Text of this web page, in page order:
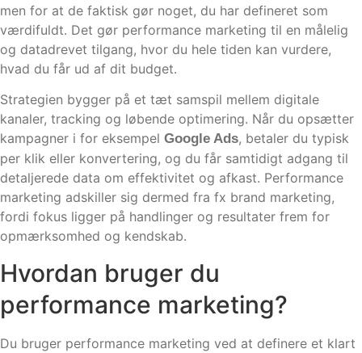
men for at de faktisk gør noget, du har defineret som
værdifuldt. Det gør performance marketing til en målelig
og datadrevet tilgang, hvor du hele tiden kan vurdere,
hvad du får ud af dit budget.
Strategien bygger på et tæt samspil mellem digitale
kanaler, tracking og løbende optimering. Når du opsætter
kampagner i for eksempel Google Ads, betaler du typisk
per klik eller konvertering, og du får samtidigt adgang til
detaljerede data om effektivitet og afkast. Performance
marketing adskiller sig dermed fra fx brand marketing,
fordi fokus ligger på handlinger og resultater frem for
opmærksomhed og kendskab.
Hvordan bruger du
performance marketing?
Du bruger performance marketing ved at definere et klart